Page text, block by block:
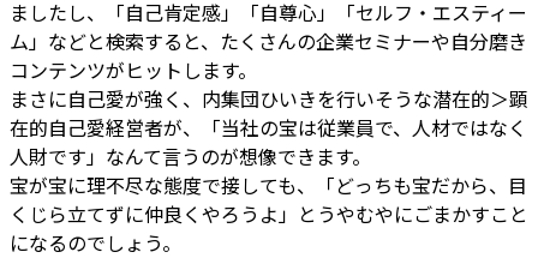
ましたし、「自己肯定感」「自尊心」「セルフ・エスティー
ム」などと検索すると、たくさんの企業セミナーや自分磨き
コンテンツがヒットします。
まさに自己愛が強く、内集団ひいきを行いそうな潜在的＞顕
在的自己愛経営者が、「当社の宝は従業員で、人材ではなく
人財です」なんて言うのが想像できます。
宝が宝に理不尽な態度で接しても、「どっちも宝だから、目
くじら立てずに仲良くやろうよ」とうやむやにごまかすこと
になるのでしょう。